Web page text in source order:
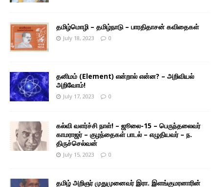
தமிழ்மொழி – தமிழ்நாடு – பாரதிதாசன் கவிதைகள்
July 18, 2023 0
தனிமம் (Element) என்றால் என்ன? – அறிவியல்
அறிவோம்!
July 17, 2023 0
கல்வி வளர்ச்சி நாள்! – ஜூலை-15 – பெருந்தலைவர்
காமராஜர் – குழந்தைகள் பாடல் – எழுதியவர் – ந.
திருச்செல்வன்
July 15, 2023 0
தமிழ் அறிஞர் முதுமுனைவர் இரா. இளங்குமரனாரின்